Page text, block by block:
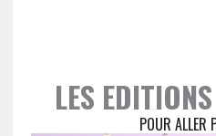
LES
POUR ALLER